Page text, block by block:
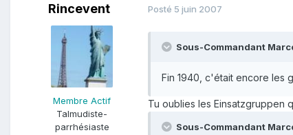
Rincevent
Membre Actif
Talmudiste-
parrhésiaste
Posté 5 juin 2007
Sous-Commandant
Fin 1940, c'était encore les
Tu oublies les Einsatzgruppen
Sous-Commandant